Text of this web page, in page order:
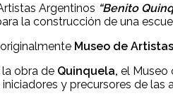
Argentinos “Benito
la construcción de una
Museo de
obra de Quinquela, el Museo
y precursores de las